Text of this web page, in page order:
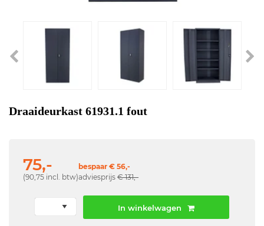
Draaideurkast 61931.1 fout
75,-
(90,75 incl. btw)
bespaar € 56,-
adviesprijs € 131,-
In winkelwagen